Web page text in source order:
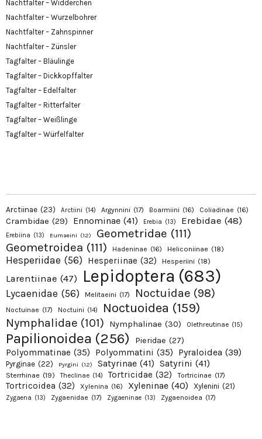
Nachtfalter – Widderchen
Nachtfalter – Wurzelbohrer
Nachtfalter – Zahnspinner
Nachtfalter – Zünsler
Tagfalter – Bläulinge
Tagfalter – Dickkopffalter
Tagfalter – Edelfalter
Tagfalter – Ritterfalter
Tagfalter – Weißlinge
Tagfalter – Würfelfalter
Arctiinae (23) Arctiini (14) Argynnini (17) Boarmiini (16) Coliadinae (16)
Crambidae (29) Ennominae (41) Erebia (13) Erebidae (48)
Erebiina (13) Eumaeini (12) Geometridae (111)
Geometroidea (111) Hadeninae (16) Heliconiinae (18)
Hesperiidae (56) Hesperiinae (32) Hesperiini (18)
Larentiinae (47) Lepidoptera (683)
Lycaenidae (56) Melitaeini (17) Noctuidae (98)
Noctuinae (17) Noctuini (14) Noctuoidea (159)
Nymphalidae (101) Nymphalinae (30) Olethreutinae (15)
Papilionoidea (256) Pieridae (27)
Polyommatinae (35) Polyommatini (35) Pyraloidea (39)
Pyrginae (22) Pyrgini (12) Satyrinae (41) Satyrini (41)
Sterrhinae (19) Theclinae (14) Tortricidae (32) Tortricinae (17)
Tortricoidea (32) Xylenina (16) Xyleninae (40) Xylenini (21)
Zygaena (13) Zygaenidae (17) Zygaeninae (13) Zygaenoidea (17)